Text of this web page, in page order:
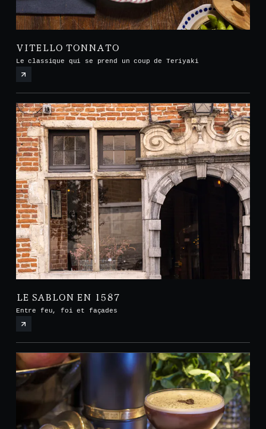
VITELLO TONNATO
Le classique qui se prend un coup de Teriyaki
LE SABLON EN 1587
Entre feu, foi et façades